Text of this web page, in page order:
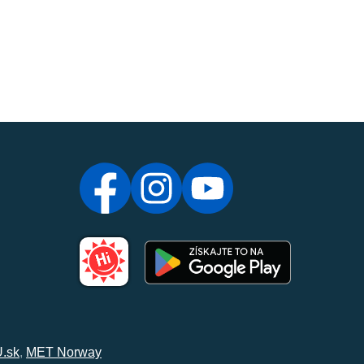
, MET Norway